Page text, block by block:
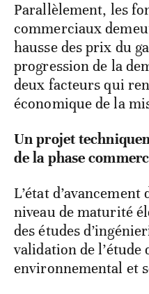
Parallèlement, les
commerciaux
hausse des prix du
progression de la
deux facteurs qui
économique de la
Un projet
de la phase
L’état
niveau de maturité
des études
validation de l’étude
environnemental et